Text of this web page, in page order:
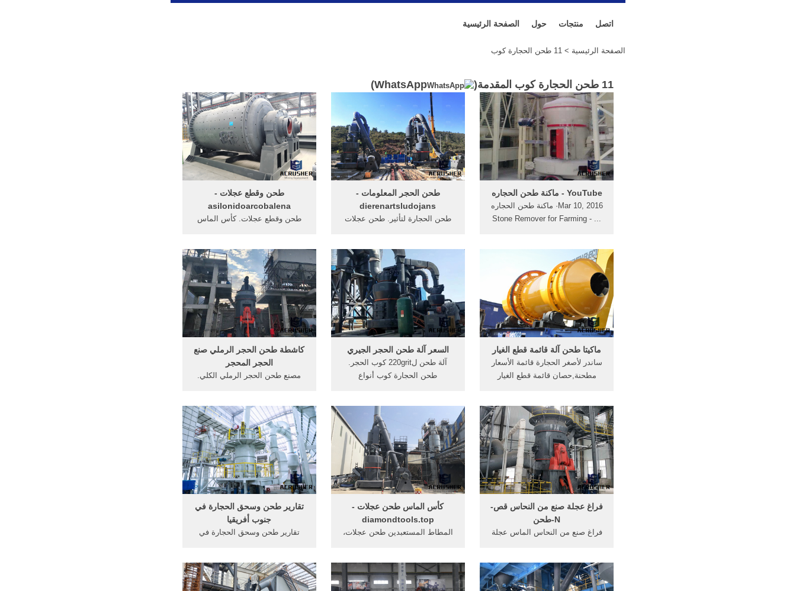
الصفحة الرئيسية حول منتجات اتصل
الصفحة الرئيسية > 11 طحن الحجارة كوب
11 طحن الحجارة كوب المقدمة( WhatsApp
)
طحن وقطع عجلات -
asilonidoarcobalena
طحن وقطع عجلات. كأس الماس
للطاحونة، وقطع أقراص الطحن،
طحن الإمدادات إنتاج الوصف:
المقدمة:Boreway كوب الماس
طحن عجلات تستخدم عادة مع آلة
طحن الكبيرة وآلاتget price
طحن الحجر المعلومات -
dierenartsludojans
طحن الحجارة لتأثير. طحن عجلات
محطم آلة غير صخرة طحن أسماء
آلة ثواني الخاصة محطم آلة . الطرد
المركزي الصورة المحطمون الحجر.
Get Price
‫ماكنة طحن الحجاره‬‎ - YouTube
Mar 10, 2016· ماكنة طحن الحجاره
... Stone Remover for Farming -
2:52.
كاشطة طحن الحجر الرملي صنع
الحجر المحجر
مصنع طحن الحجر الرملي الكلي.
جعل محجر الحجر آلة طحن, آلة صنع
الرمل, محجر الحجر, الرملي .
السعر آلة طحن الحجر الجيري
آلة طحن ل220grit كوب الحجر.
طحن الحجارة كوب أنواع
محطم في مصنع محجر الطاحن آلة
طحن الحجر, حول السعر لوحات, آلة
الحجر, الحجر الجيري من .
ماكيتا طحن آلة قائمة قطع الغيار
ساندر لأصغر الحجارة قائمة الأسعار
مطحنة,حصان قائمة قطع الغيار
ساياجي جرار 200 حصان طاحونة
تهتز الشاشة قائمة الأسعار pdf
طحن شكل .
تقارير طحن وسحق الحجارة في
جنوب أفريقيا
تقارير طحن وسحق الحجارة في
استخراج المعادن القيمة أو غيرها
من المواد الجيولوجية من الأرض
كأس الماس طحن عجلات -
diamondtools.top
المطاط المستعبدين طحن عجلات،
الحجارة جلخ إنتاج الوصف:
المقدمة:Boreway كوب الماس
فراغ عجلة صنع من النحاس قص-
N-طحن
فراغ صنع من النحاس الماس عجلة
صنع من النحاس على وجهها
والحواف، وهذا التصميم مع التركيز